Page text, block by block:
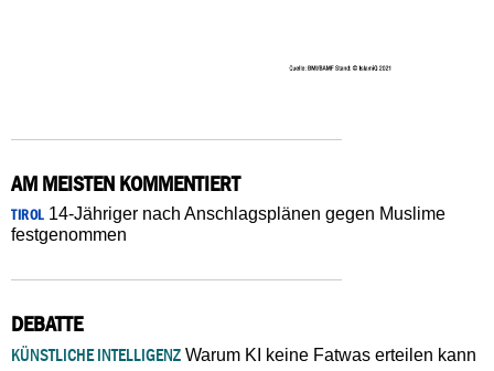
AM MEISTEN KOMMENTIERT
TIROL14-Jähriger nach Anschlagsplänen gegen Muslime
festgenommen
DEBATTE
KÜNSTLICHE INTELLIGENZ Warum KI keine Fatwas erteilen kann